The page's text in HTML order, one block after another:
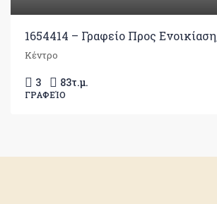
Κέντρο
3 83τ.μ.
ΓΡΑΦΕΊΟ